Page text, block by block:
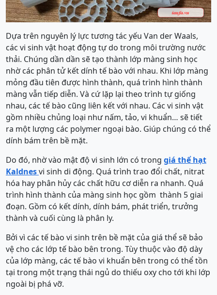
Dựa trên nguyên lý lực tương tác yếu Van der Waals,
các vi sinh vật hoạt động tự do trong môi trường nước
thải. Chúng dần dần sẽ tạo thành lớp màng sinh học
nhờ các phân tử kết dính tế bào với nhau. Khi lớp màng
mỏng đầu tiên được hình thành, quá trình hình thành
màng vẫn tiếp diễn. Và cứ lặp lại theo trình tự giống
nhau, các tế bào cũng liên kết với nhau. Các vi sinh vật
gồm nhiều chủng loại như nấm, tảo, vi khuẩn… sẽ tiết
ra một lượng các polymer ngoại bào. Giúp chúng có thể
dính bám trên bề mặt.
Do đó, nhờ vào mật độ vi sinh lớn có trong giá thể hạt
Kaldnesvi sinh di động. Quá trình trao đổi chất, nitrat
hóa hay phân hủy các chất hữu cơ diễn ra nhanh. Quá
trình hình thành của màng sinh học gồm thành 5 giai
đoạn. Gồm có kết dính, dính bám, phát triển, trưởng
thành và cuối cùng là phân ly.
Bởi vì các tế bào vi sinh trên bề mặt của giá thể sẽ bảo
vệ cho các lớp tế bào bên trong. Tùy thuộc vào độ dày
của lớp màng, các tế bào vi khuẩn bên trong có thể tồn
tại trong một trạng thái ngủ do thiếu oxy cho tới khi lớp
ngoài bị phá vỡ.